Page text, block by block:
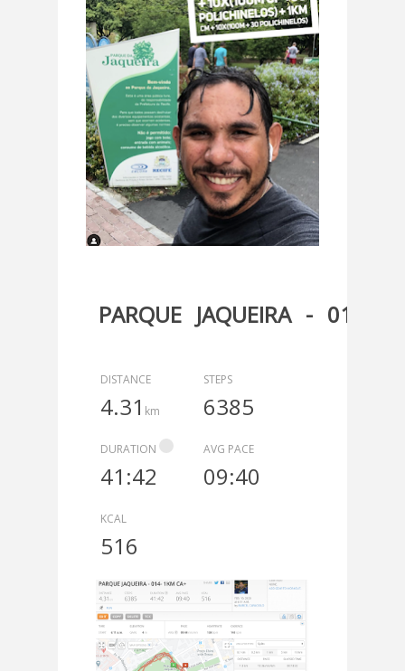
PARQUE JAQUEIRA - 014-
DISTANCE
4.31 km
STEPS
6385
DURATION
41:42
AVG PACE
09:40
KCAL
516